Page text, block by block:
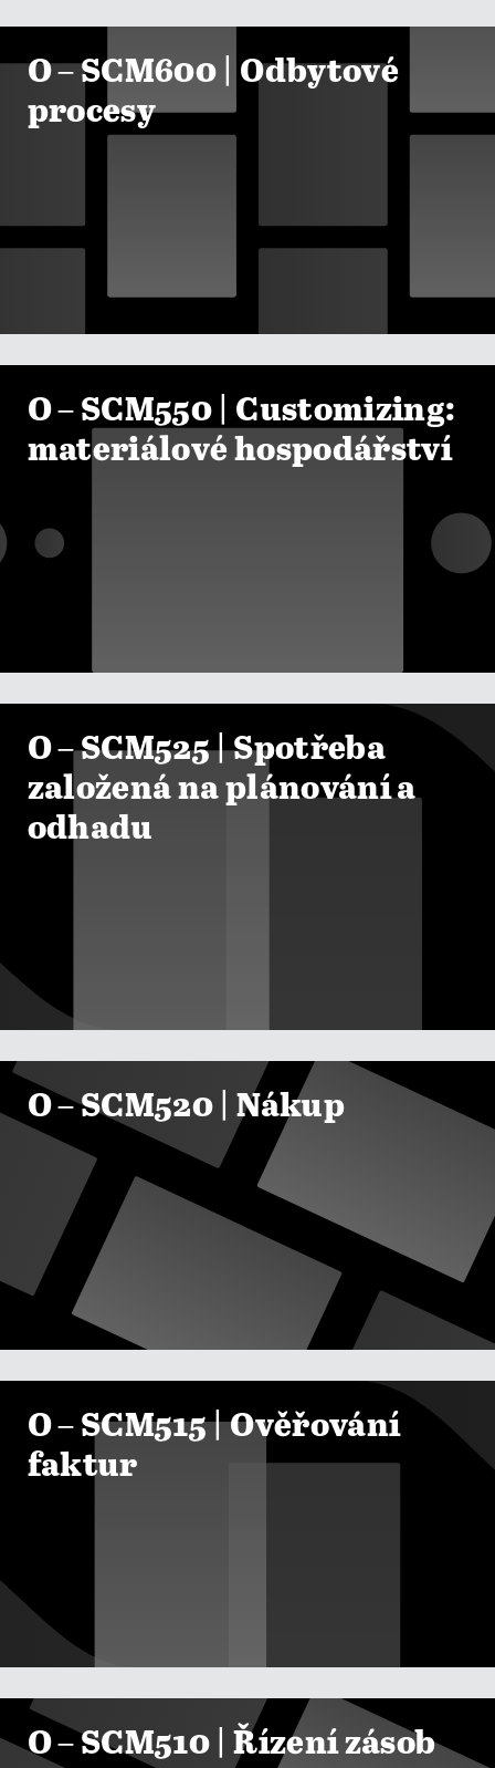

O – SCM600 | Odbytové
procesy

O – SCM550 | Customizing:
materiálové hospodářství

O – SCM525 | Spotřeba
založená na plánování a
odhadu
ZOBRAZIT KURZY 
O – SCM520 | Nákup

O – SCM515 | Ověřování
faktur
ZOBRAZIT KURZY 
O – SCM510 | Řízení zásob